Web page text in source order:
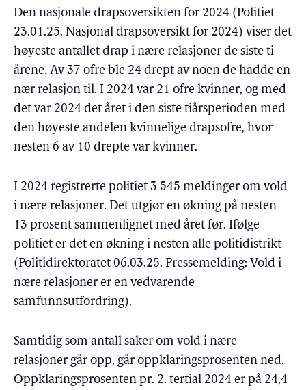
Den nasjonale drapsoversikten for 2024 (Politiet
23.01.25. Nasjonal drapsoversikt for 2024) viser det
høyeste antallet drap i nære relasjoner de siste ti
årene. Av 37 ofre ble 24 drept av noen de hadde en
nær relasjon til. I 2024 var 21 ofre kvinner, og med
det var 2024 det året i den siste tiårsperioden med
den høyeste andelen kvinnelige drapsofre, hvor
nesten 6 av 10 drepte var kvinner.
I 2024 registrerte politiet 3 545 meldinger om vold
i nære relasjoner. Det utgjør en økning på nesten
13 prosent sammenlignet med året før. Ifølge
politiet er det en økning i nesten alle politidistrikt
(Politidirektoratet 06.03.25. Pressemelding: Vold i
nære relasjoner er en vedvarende
samfunnsutfordring).
Samtidig som antall saker om vold i nære
relasjoner går opp, går oppklaringsprosenten ned.
Oppklaringsprosenten pr. 2. tertial 2024 er på 24,4